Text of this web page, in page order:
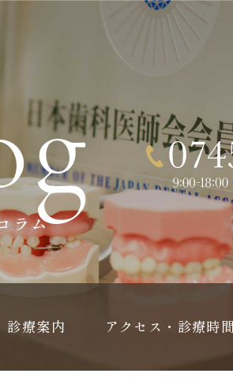
ラム
診療案内 アクセス・診療時間